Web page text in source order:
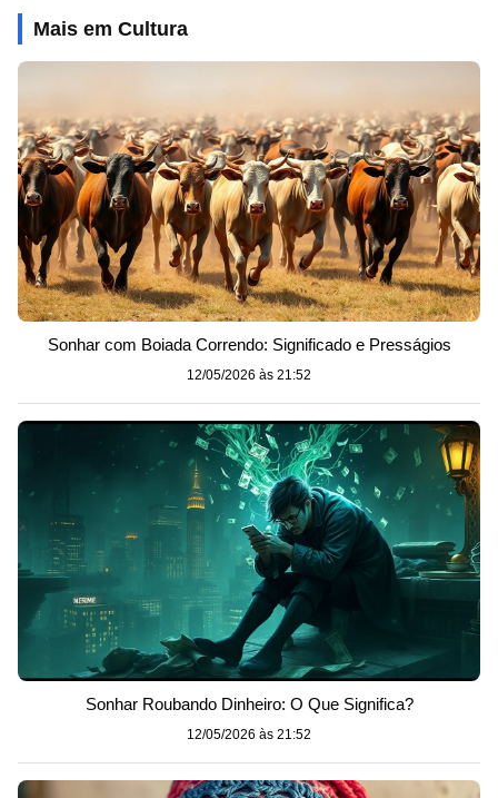
Mais em Cultura
Sonhar com Boiada Correndo: Significado e Presságios
12/05/2026 às 21:52
Sonhar Roubando Dinheiro: O Que Significa?
12/05/2026 às 21:52